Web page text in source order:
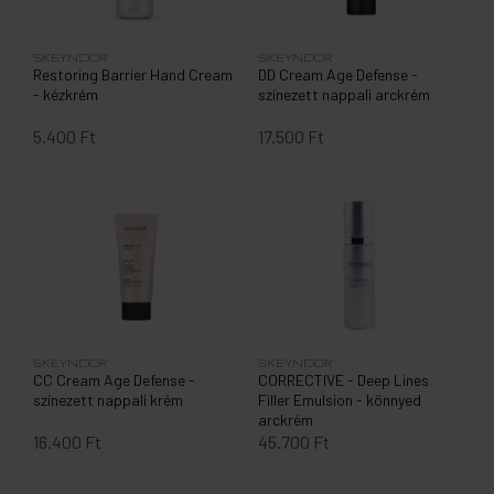
Restoring Barrier Hand Cream
- kézkrém
SKEYNDOR
5.400 Ft
DD Cream Age Defense -
színezett nappali arckrém
SKEYNDOR
17.500 Ft
CC Cream Age Defense -
színezett nappali krém
SKEYNDOR
16.400 Ft
CORRECTIVE - Deep Lines
Filler Emulsion - könnyed
arckrém
SKEYNDOR
45.700 Ft